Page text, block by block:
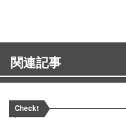
関連記事
Check!